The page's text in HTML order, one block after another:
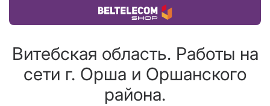
Купить товар
Витебская область. Работы на
сети г. Орша и Оршанского
района.